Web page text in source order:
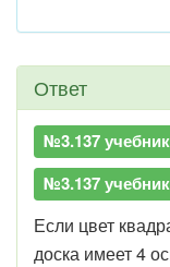
Ответ
№3.137
№3.137
Если цвет
доска имеет 4